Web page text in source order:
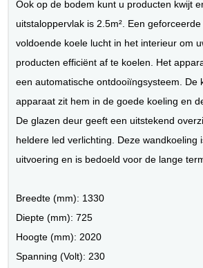
Ook op de bodem kunt u producten kwijt
uitstaloppervlak is 2.5m². Een
voldoende koele lucht in het interieur om
producten efficiënt af te koelen. Het
een automatische ontdooiïngsysteem. De
apparaat zit hem in de goede koeling en
De glazen deur geeft een uitstekend
heldere led verlichting. Deze wandkoeling
uitvoering en is bedoeld voor de lange
Breedte (mm): 1330
Diepte (mm): 725
Hoogte (mm): 2020
Spanning (Volt): 230